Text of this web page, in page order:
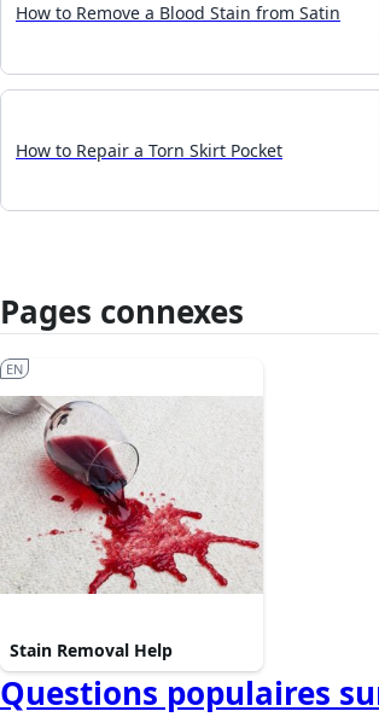
How to Remove a Blood Stain from Satin
How to Repair a Torn Skirt Pocket
Pages connexes
Stain Removal Help
EN
Questions populaires